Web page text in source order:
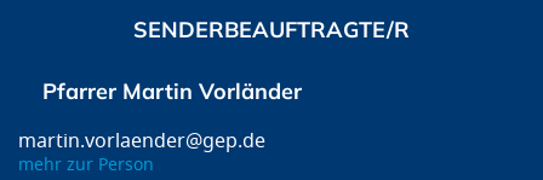
SENDERBEAUFTRAGTE/R
Pfarrer Martin Vorländer
martin.vorlaender@gep.de
mehr zur Person